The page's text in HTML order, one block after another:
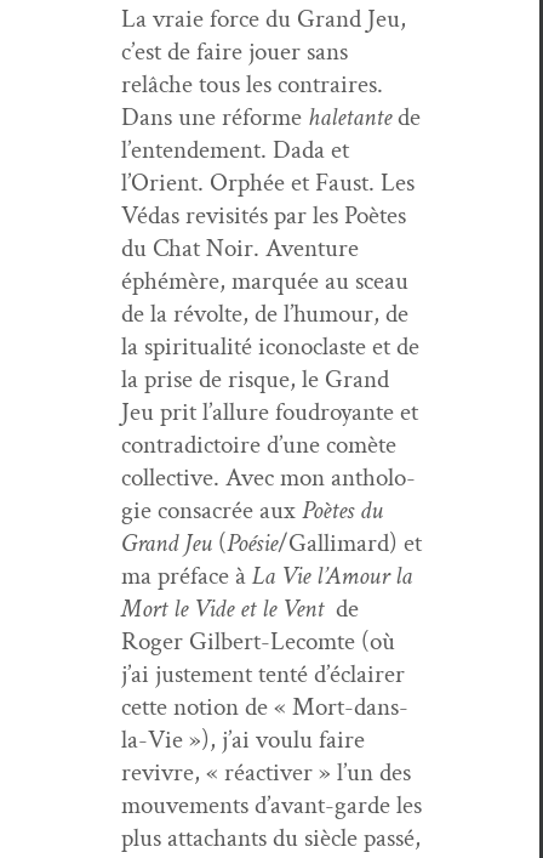
La vraie force du Grand Jeu,
c’est de faire jouer sans
relâche tous les con­traires.
Dans une réforme hale­tantede
l’entendement. Dada et
l’Orient. Orphée et Faust. Les
Védas revis­ités par les Poètes
du Chat Noir. Aven­ture
éphémère, mar­quée au sceau
de la révolte, de l’humour, de
la spir­i­tu­al­ité icon­o­claste et de
la prise de risque, le Grand
Jeu prit l’al­lure foudroy­ante et
con­tra­dic­toire d’une comète
col­lec­tive. Avec mon antholo­
gie con­sacrée auxPoètes du
Grand Jeu (Poésie/Gallimard) et
ma pré­face àLa Vie l’Amour la
Mort le Vide et le Vent de
Roger Gilbert-Lecomte (où
j’ai juste­ment ten­té d’éclairer
cette notion de « Mort-dans-
la-Vie »), j’ai voulu faire
revivre, « réac­tiv­er » l’un des
mou­ve­ments d’avant-garde les
plus attachants du siè­cle passé,